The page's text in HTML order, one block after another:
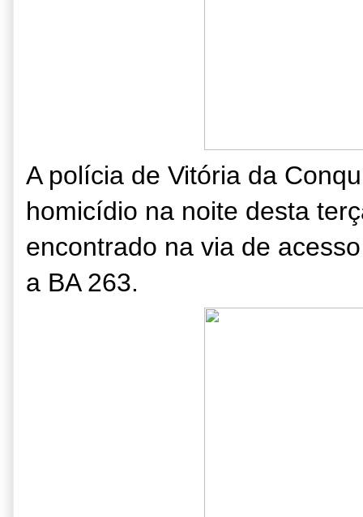
A polícia de Vitória da
homicídio na noite desta
encontrado na via de
a BA 263.